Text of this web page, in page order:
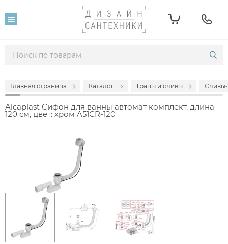
Главная страница Каталог Трапы и сливы
Alcaplast Сифон для ванны автомат комплект, длина
120 см, цвет: хром A51CR-120